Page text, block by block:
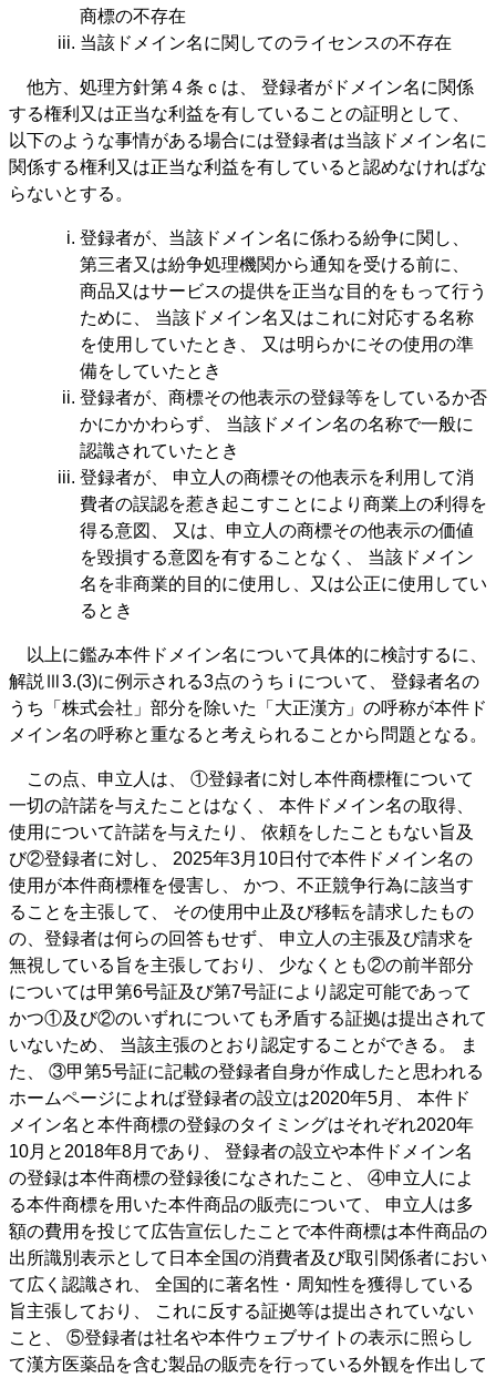
商標の不存在
当該ドメイン名に関してのライセンスの不存在
他方、処理方針第４条ｃは、 登録者がドメイン名に関係
する権利又は正当な利益を有していることの証明として、
以下のような事情がある場合には登録者は当該ドメイン名に
関係する権利又は正当な利益を有していると認めなければな
らないとする。
登録者が、当該ドメイン名に係わる紛争に関し、
第三者又は紛争処理機関から通知を受ける前に、
商品又はサービスの提供を正当な目的をもって行う
ために、 当該ドメイン名又はこれに対応する名称
を使用していたとき、 又は明らかにその使用の準
備をしていたとき
登録者が、商標その他表示の登録等をしているか否
かにかかわらず、 当該ドメイン名の名称で一般に
認識されていたとき
登録者が、 申立人の商標その他表示を利用して消
費者の誤認を惹き起こすことにより商業上の利得を
得る意図、 又は、申立人の商標その他表示の価値
を毀損する意図を有することなく、 当該ドメイン
名を非商業的目的に使用し、又は公正に使用してい
るとき
以上に鑑み本件ドメイン名について具体的に検討するに、
解説Ⅲ3.(3)に例示される3点のうち i について、 登録者名の
うち「株式会社」部分を除いた「大正漢方」の呼称が本件ド
メイン名の呼称と重なると考えられることから問題となる。
この点、申立人は、 ①登録者に対し本件商標権について
一切の許諾を与えたことはなく、 本件ドメイン名の取得、
使用について許諾を与えたり、 依頼をしたこともない旨及
び②登録者に対し、 2025年3月10日付で本件ドメイン名の
使用が本件商標権を侵害し、 かつ、不正競争行為に該当す
ることを主張して、 その使用中止及び移転を請求したもの
の、登録者は何らの回答もせず、 申立人の主張及び請求を
無視している旨を主張しており、 少なくとも②の前半部分
については甲第6号証及び第7号証により認定可能であって
かつ①及び②のいずれについても矛盾する証拠は提出されて
いないため、 当該主張のとおり認定することができる。 ま
た、 ③甲第5号証に記載の登録者自身が作成したと思われる
ホームページによれば登録者の設立は2020年5月、 本件ド
メイン名と本件商標の登録のタイミングはそれぞれ2020年
10月と2018年8月であり、 登録者の設立や本件ドメイン名
の登録は本件商標の登録後になされたこと、 ④申立人によ
る本件商標を用いた本件商品の販売について、 申立人は多
額の費用を投じて広告宣伝したことで本件商標は本件商品の
出所識別表示として日本全国の消費者及び取引関係者におい
て広く認識され、 全国的に著名性・周知性を獲得している
旨主張しており、 これに反する証拠等は提出されていない
こと、 ⑤登録者は社名や本件ウェブサイトの表示に照らし
て漢方医薬品を含む製品の販売を行っている外観を作出して